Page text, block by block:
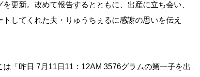
を更新。改めて報告するとともに、出産に立ち会い、
トしてくれた夫・りゅうちぇるに感謝の思いを伝え
「昨日 7月11日11：12AM 3576グラムの第一子を出